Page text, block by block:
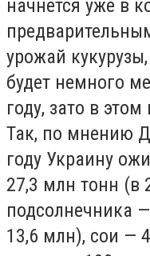
начнется уже в
урожай
будет немного
году, зато в
Так, по мнению
году Украину
27,3 млн тонн (в
подсолнечника
13,6 млн), сои —